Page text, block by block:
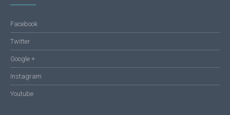
Facebook
Twitter
Google +
Instagram
Youtube